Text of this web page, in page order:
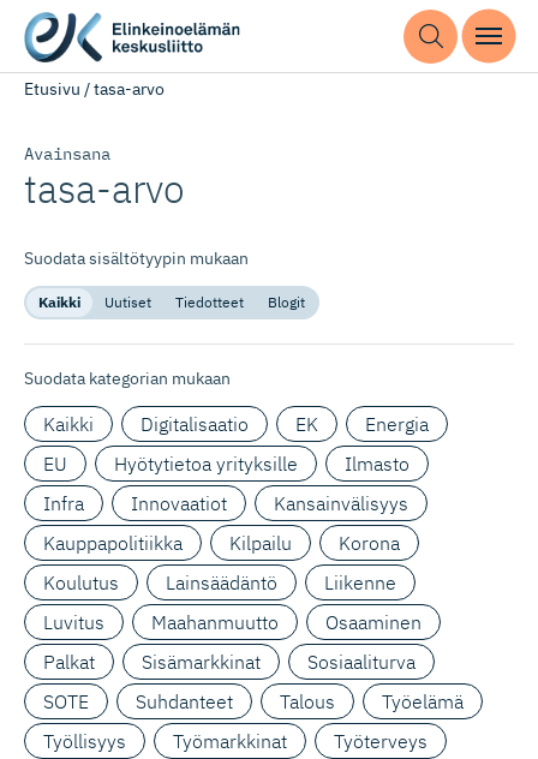
Etusivu /tasa-arvo
Avainsana
tasa-arvo
Suodata sisältötyypin mukaan
Kaikki Uutiset Tiedotteet Blogit
Suodata kategorian mukaan
Kaikki Digitalisaatio EK
Energia
EU
Hyötytietoa yrityksille
Ilmasto
Infra
Innovaatiot
Kansainvälisyys
Kauppapolitiikka
Kilpailu
Korona
Koulutus
Lainsäädäntö
Liikenne
Luvitus
Maahanmuutto
Osaaminen
Palkat
Sisämarkkinat
Sosiaaliturva
SOTE
Suhdanteet Talous
Työelämä
Työllisyys
Työmarkkinat
Työterveys